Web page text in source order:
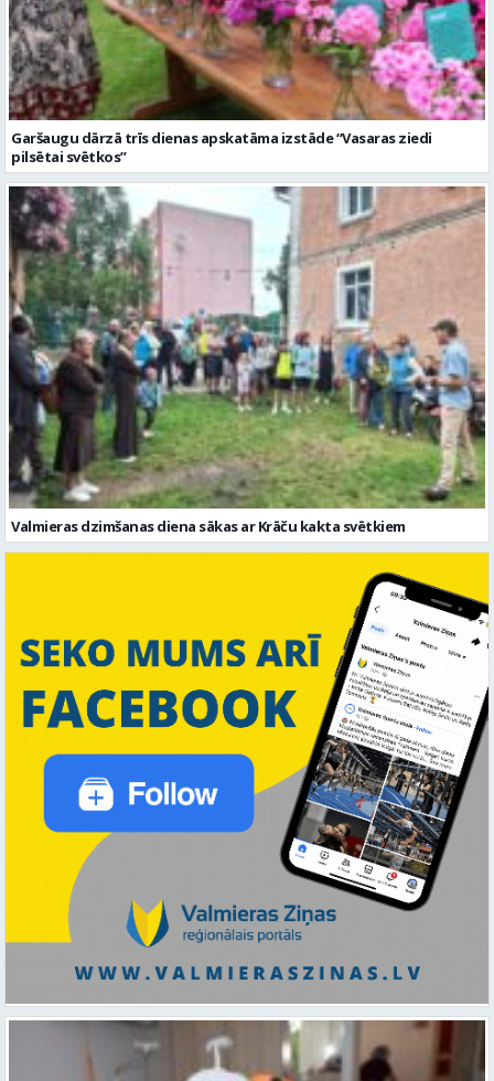
Garšaugu dārzā trīs dienas apskatāma izstāde “Vasaras ziedi
pilsētai svētkos”
Valmieras dzimšanas diena sākas ar Krāču kakta svētkiem